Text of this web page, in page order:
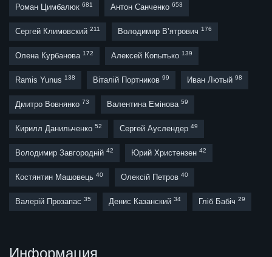
Роман Цимбалюк 681 Антон Санченко 653
Сергей Климовский 211 Володимир В’ятрович 176
Олена Курбанова 172 Алексей Копытько 139
Ramis Yunus 138 Віталій Портников 99 Иван Лютый 98
Дмитро Вовнянко 73 Валентина Емінова 59
Кирилл Данильченко 52 Сергей Ауслендер 49
Володимир Завгородній 42 Юрий Христензен 42
Костянтин Машовець 40 Олексій Петров 40
Валерій Прозапас 35 Денис Казанский 34 Гліб Бабіч 29
Информация